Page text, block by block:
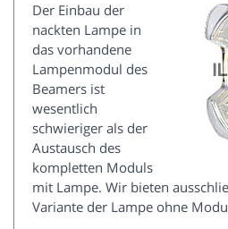
Der Einbau der
nackten Lampe in
das vorhandene
Lampenmodul des
Beamers ist
wesentlich
schwieriger als der
Austausch des
kompletten Moduls
mit Lampe. Wir bieten
Variante der Lampe ohne